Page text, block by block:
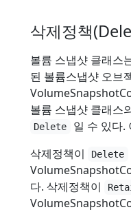
삭제정책
볼륨 스냅샷 클래스
된 볼륨스냅샷 오브
볼륨 스냅샷 클래스
Delete
일 수 있다.
삭제정책이
Delete
다. 삭제정책이